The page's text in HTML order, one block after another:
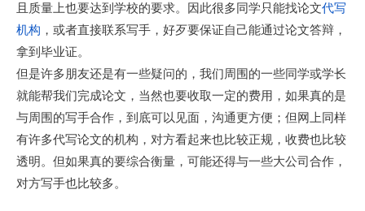
且质量上也要达到学校的要求。因此很多同学只能找论文代写
机构 ，或者直接联系写手，好歹要保证自己能通过论文答辩，
拿到毕业证。
但是许多朋友还是有一些疑问的，我们周围的一些同学或学长
就能帮我们完成论文，当然也要收取一定的费用，如果真的是
与周围的写手合作，到底可以见面，沟通更方便；但网上同样
有许多代写论文的机构，对方看起来也比较正规，收费也比较
透明。但如果真的要综合衡量，可能还得与一些大公司合作，
对方写手也比较多。